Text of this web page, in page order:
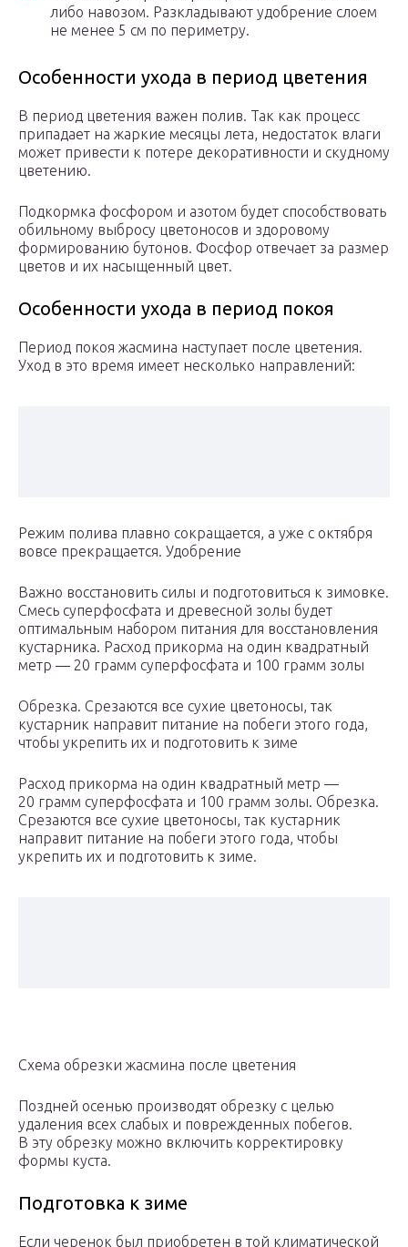
либо навозом. Разкладывают удобрение слоем
не менее 5 см по периметру.
Особенности ухода в период цветения
В период цветения важен полив. Так как процесс
припадает на жаркие месяцы лета, недостаток влаги
может привести к потере декоративности и скудному
цветению.
Подкормка фосфором и азотом будет способствовать
обильному выбросу цветоносов и здоровому
формированию бутонов. Фосфор отвечает за размер
цветов и их насыщенный цвет.
Особенности ухода в период покоя
Период покоя жасмина наступает после цветения.
Уход в это время имеет несколько направлений:
Режим полива плавно сокращается, а уже с октября
вовсе прекращается. Удобрение
Важно восстановить силы и подготовиться к зимовке.
Смесь суперфосфата и древесной золы будет
оптимальным набором питания для восстановления
кустарника. Расход прикорма на один квадратный
метр — 20 грамм суперфосфата и 100 грамм золы
Обрезка. Срезаются все сухие цветоносы, так
кустарник направит питание на побеги этого года,
чтобы укрепить их и подготовить к зиме
Расход прикорма на один квадратный метр —
20 грамм суперфосфата и 100 грамм золы. Обрезка.
Срезаются все сухие цветоносы, так кустарник
направит питание на побеги этого года, чтобы
укрепить их и подготовить к зиме.
Схема обрезки жасмина после цветения
Поздней осенью производят обрезку с целью
удаления всех слабых и поврежденных побегов.
В эту обрезку можно включить корректировку
формы куста.
Подготовка к зиме
Если черенок был приобретен в той климатической